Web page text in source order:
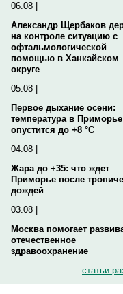
06.08 |
Александр Щербаков
на контроле ситуацию с
офтальмологической
помощью в Ханкайском
округе
05.08 |
Первое дыхание осени:
температура в Приморье
опустится до +8 °C
04.08 |
Жара до +35: что ждет
Приморье после
дождей
03.08 |
Москва помогает
отечественное
здравоохранение
статьи